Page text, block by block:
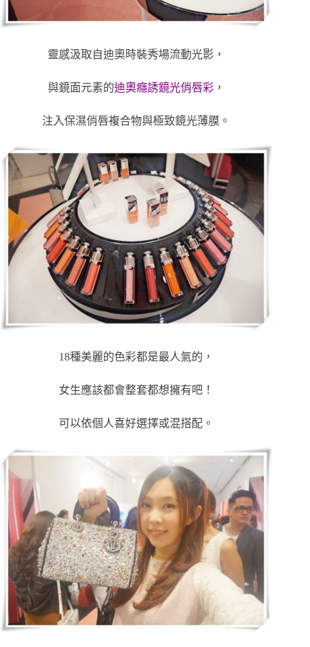
靈感汲取自迪奧時裝秀場流動光影，
與鏡面元素的迪奧癮誘鏡光俏唇彩 ，
注入保濕俏唇複合物與極致鏡光薄膜。
18種美麗的色彩都是最人氣的，
女生應該都會整套都想擁有吧！
可以依個人喜好選擇或混搭配。